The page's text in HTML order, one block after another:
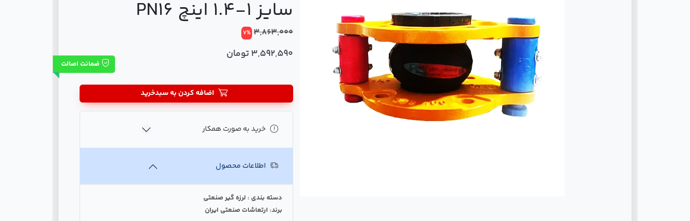
سایز 1-1.4 اینچ PN16
3,863,000
7%
3,592,590 تومان
ضمانت اصالت
اضافه کردن به سبدخرید
خرید به صورت همکار
اطلاعات محصول
دسته بندی : لرزه گیر صنعتی
برند: ارتعاشات صنعتی ایران